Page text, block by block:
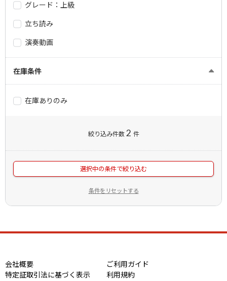
グレード：上級
立ち読み
演奏動画
在庫条件
在庫ありのみ
絞り込み件数 2 件
選択中の条件で絞り込む
条件をリセットする
会社概要
ご利用ガイド
特定証取引法に基づく表示
利用規約